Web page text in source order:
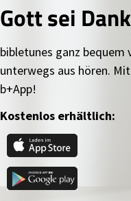
Gott sei
bibletunes ganz bequem
unterwegs aus hören.
b+App!
Kostenlos erhältlich: